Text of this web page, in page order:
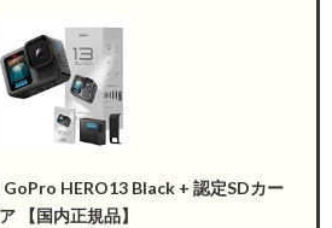
HERO13 Black + 認定SDカー
【国内正規品】